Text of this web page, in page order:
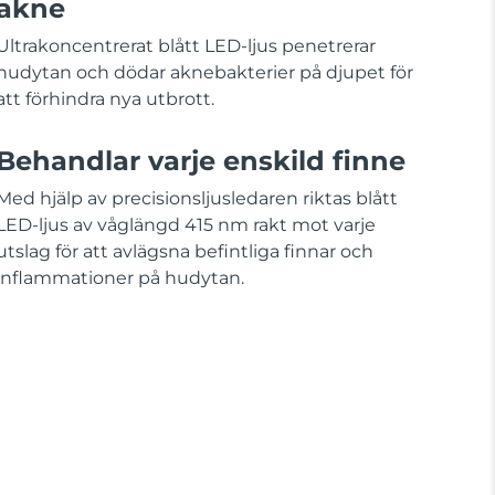
blått LED-ljus penetrerar
och dödar aknebakterier på djupet för
förhindra nya utbrott.
varje enskild finne
hjälp av precisionsljusledaren riktas blått
ljus av våglängd 415 nm rakt mot varje
för att avlägsna befintliga finnar och
på hudytan.